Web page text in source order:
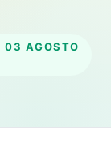
03 AGOSTO